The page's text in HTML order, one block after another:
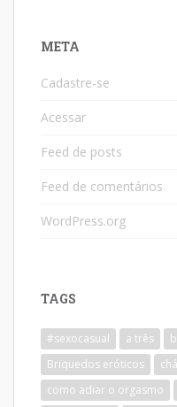
META
Cadastre-se
Acessar
Feed de posts
Feed de comentários
WordPress.org
TAGS
#sexocasual a três
Briquedos eróticos
como adiar o orgasmo